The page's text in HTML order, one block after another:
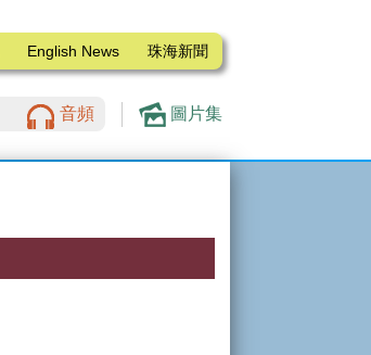
English News 珠海新聞
圖片集
音頻